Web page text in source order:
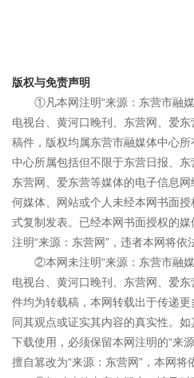
版权与免责声明
①凡本网注明“来源：东营市融
电视台、黄河口晚刊、东营网、爱
稿件，版权均属东营市融媒体中心
中心所属包括但不限于东营日报、东
东营网、爱东营等媒体的电子信息
何媒体、网站或个人未经本网书面
式复制发表。已经本网书面授权的
注明“来源：东营网”，违者本网将依
②本网未注明“来源：东营市融
电视台、黄河口晚刊、东营网、爱
件均为转载稿，本网转载出于传递
同其观点或证实其内容的真实性。
下载使用，必须保留本网注明的“来
擅自篡改为“来源：东营网”，本网将